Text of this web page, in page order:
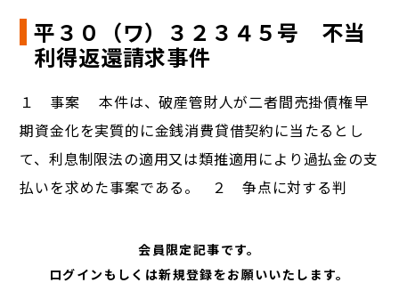
平３０（ワ）３２３４５号 不当
利得返還請求事件
１ 事案 本件は、破産管財人が二者間売掛債権早
期資金化を実質的に金銭消費貸借契約に当たるとし
て、利息制限法の適用又は類推適用により過払金の支
払いを求めた事案である。 ２ 争点に対する判
会員限定記事です。
ログインもしくは新規登録をお願いいたします。